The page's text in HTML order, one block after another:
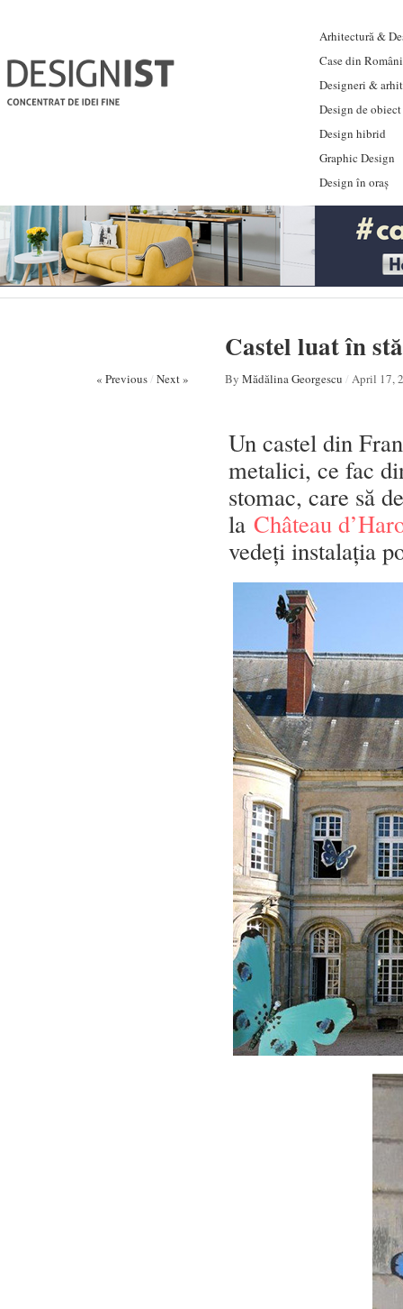
Arhitectură &
Case din
Designeri &
Design de obiect
Design hibrid
Graphic Design
Design în oraș
Castel luat în
« Previous/ Next » By Mădălina Georgescu / April 17,
Un castel din
metalici, ce fac
stomac, care să
la Château
vedeți instalația